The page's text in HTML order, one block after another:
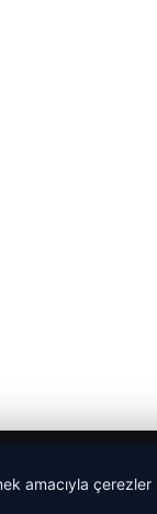
amacıyla çerezler